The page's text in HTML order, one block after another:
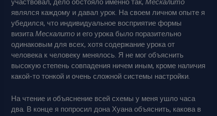
являлся каждому и давал урок. На своем личном опыте я
убедился, что индивидуальное восприятие формы
визитаМескалито и его урока было поразительно
одинаковым для всех, хотя содержание урока от
человека к человеку менялось. Я не мог объяснить
высокую степень совпадения ничем иным, кроме наличия
какой-то тонкой и очень сложной системы настройки.
На чтение и объяснение всей схемы у меня ушло часа
два. В конце я попросил дона Хуана объяснить, какова в